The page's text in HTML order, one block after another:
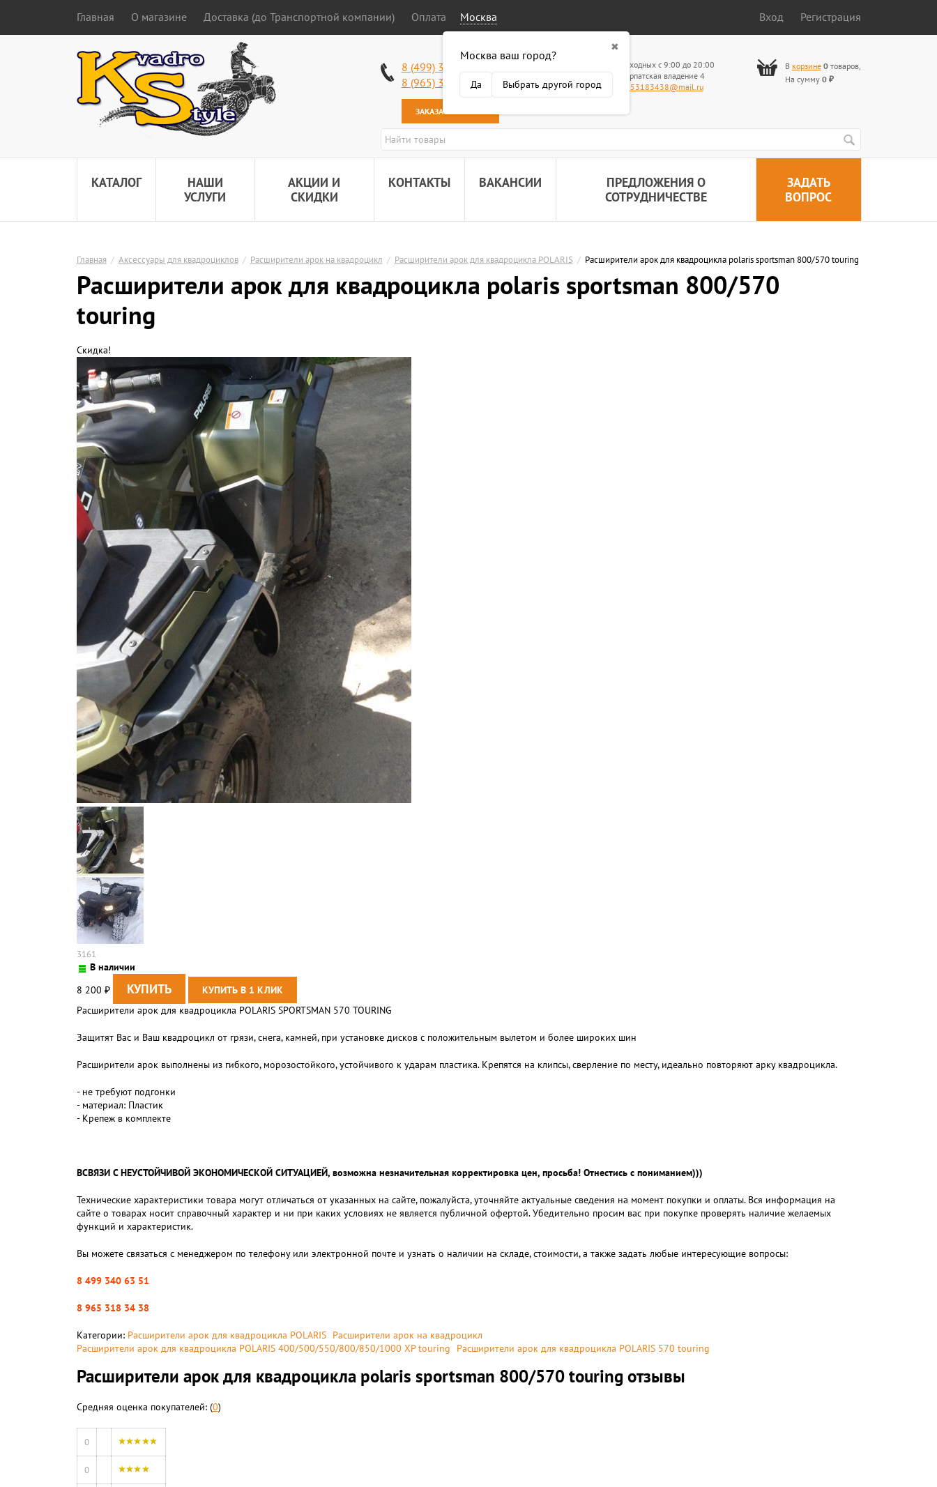
Главная О магазине Доставка (до Транспортной компании) Оплата Москва
✖
Москва ваш город?
Да Выбрать другой город
Вход Регистрация
8 (499) 340-63-51
8 (965) 318-34-38
ЗАКАЗАТЬ ЗВОНОК
Работаем без выходных с 9:00 до 20:00
Самовывоз: 2 Карпатская владение 4
Наша почта:
89653183438@mail.ru
В корзине 0товаров,
На сумму 0 ₽
КАТАЛОГ
НАШИ
УСЛУГИ
АКЦИИ И
СКИДКИ
КОНТАКТЫ ВАКАНСИИ
ПРЕДЛОЖЕНИЯ О
СОТРУДНИЧЕСТВЕ
ЗАДАТЬ
ВОПРОС
Главная / Аксессуары для квадроциклов / Расширители арок на квадроцикл / Расширители арок для квадроцикла POLARIS / Расширители арок для квадроцикла polaris sportsman 800/570 touring
Расширители арок для квадроцикла polaris sportsman 800/570
touring
Скидка!
3161
В наличии
8 200 ₽
Расширители арок для квадроцикла POLARIS SPORTSMAN 570 TOURING
Защитят Вас и Ваш квадроцикл от грязи, снега, камней, при установке дисков с положительным вылетом и более широких шин
Расширители арок выполнены из гибкого, морозостойкого, устойчивого к ударам пластика. Крепятся на клипсы, сверление по месту, идеально повторяют арку квадроцикла.
- не требуют подгонки
- материал: Пластик
- Крепеж в комплекте
ВСВЯЗИ С НЕУСТОЙЧИВОЙ ЭКОНОМИЧЕСКОЙ СИТУАЦИЕЙ, возможна незначительная корректировка цен, просьба! Отнестись с пониманием)))
Технические характеристики товара могут отличаться от указанных на сайте, пожалуйста, уточняйте актуальные сведения на момент покупки и оплаты. Вся информация на
сайте о товарах носит справочный характер и ни при каких условиях не является публичной офертой. Убедительно просим вас при покупке проверять наличие желаемых
функций и характеристик.
Вы можете связаться с менеджером по телефону или электронной почте и узнать о наличии на складе, стоимости, а также задать любые интересующие вопросы:
8 499 340 63 51
8 965 318 34 38
Категории: Расширители арок для квадроцикла POLARIS Расширители арок на квадроцикл
Расширители арок для квадроцикла POLARIS 400/500/550/800/850/1000 XP touring
Расширители арок для квадроцикла POLARIS 570 touring
Расширители арок для квадроцикла polaris sportsman 800/570 touring отзывы
Средняя оценка покупателей: (0)
0
0